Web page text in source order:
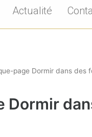
Actualité
page Dormir dans des
Dormir